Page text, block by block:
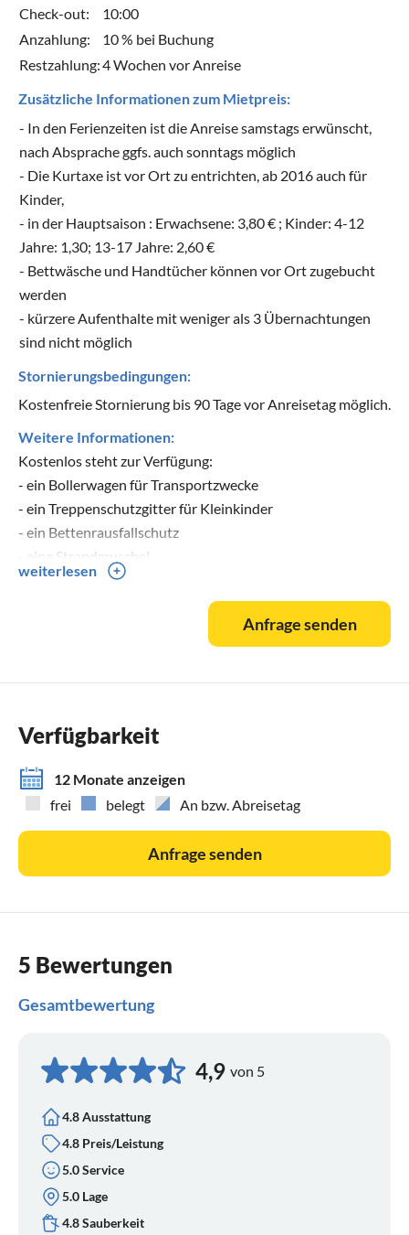
Check-out:
10:00
Anzahlung:
10 % bei Buchung
Restzahlung:4 Wochen vor Anreise
Zusätzliche Informationen zum Mietpreis:
- In den Ferienzeiten ist die Anreise samstags erwünscht,
nach Absprache ggfs. auch sonntags möglich
- Die Kurtaxe ist vor Ort zu entrichten, ab 2016 auch für
Kinder,
- in der Hauptsaison : Erwachsene: 3,80 € ; Kinder: 4-12
Jahre: 1,30; 13-17 Jahre: 2,60 €
- Bettwäsche und Handtücher können vor Ort zugebucht
werden
- kürzere Aufenthalte mit weniger als 3 Übernachtungen
sind nicht möglich
Stornierungsbedingungen:
Kostenfreie Stornierung bis 90 Tage vor Anreisetag möglich.
Weitere Informationen:
Kostenlos steht zur Verfügung:
- ein Bollerwagen für Transportzwecke
- ein Treppenschutzgitter für Kleinkinder
- ein Bettenrausfallschutz
- eine Strandmuschel
- ein Windschutz für den Strand
- Mückenschutzgitter im Bad und den Schlafzimmern
weiterlesen
Anfrage senden
Verfügbarkeit
12 Monate anzeigen
frei
belegt An bzw. Abreisetag
Anfrage senden
5 Bewertungen
Gesamtbewertung
4,9 von 5
4.8 Ausstattung
4.8 Preis/Leistung
5.0 Service
5.0 Lage
4.8 Sauberkeit